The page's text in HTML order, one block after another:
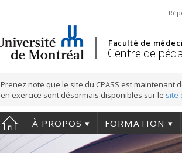
Faculté de
Centre de
Prenez note que le site du CPASS est
en exercice sont désormais disponibles sur le site
À PROPOS FORMATION